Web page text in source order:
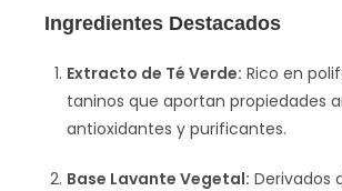
Ingredientes Destacados
Extracto de Té Verde: Rico en
taninos que aportan propiedades
antioxidantes y purificantes.
Base Lavante Vegetal: Derivados